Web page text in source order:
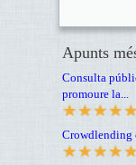
Apunts
Consulta
promoure la...
Crowdlending